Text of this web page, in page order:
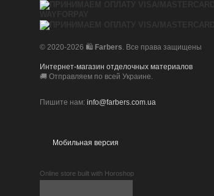
© 2020-2026 🛍️ Farbers . Все права защищены
Интернет-магазин отделочных материалов
🚚 Отправляем по всей Украине.
Пишите нам: info@farbers.com.ua
Мобильная версия
Online store built with Horoshop